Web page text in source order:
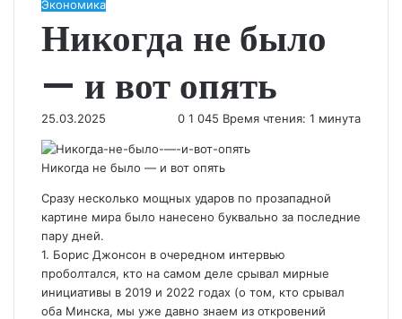
Экономика
Никогда не было
— и вот опять
25.03.2025 0 1 045 Время чтения: 1 минута
Никогда не было — и вот опять
Сразу несколько мощных ударов по прозападной
картине мира было нанесено буквально за последние
пару дней.
1. Борис Джонсон в очередном интервью
проболтался, кто на самом деле срывал мирные
инициативы в 2019 и 2022 годах (о том, кто срывал
оба Минска, мы уже давно знаем из откровений